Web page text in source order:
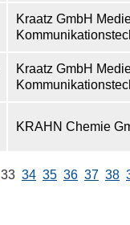
Kraatz GmbH
Kraatz GmbH
KRAHN Chemie
33 34 35 36 37 38